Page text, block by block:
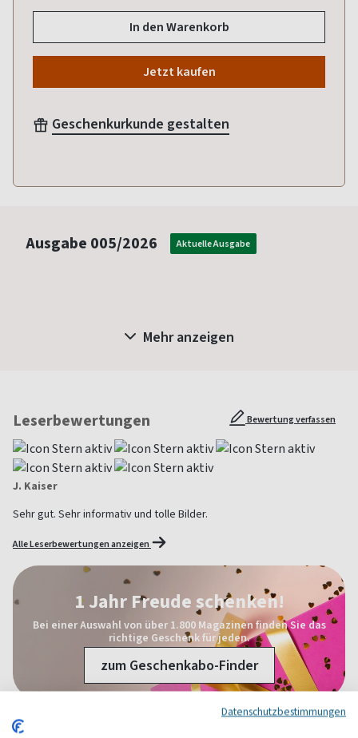
In den Warenkorb
Jetzt kaufen
Geschenkurkunde gestalten
Ausgabe 005/2026 Aktuelle Ausgabe
Mehr anzeigen
Leserbewertungen Bewertung verfassen
J. Kaiser
Sehr gut. Sehr informativ und tolle Bilder.
Alle Leserbewertungen anzeigen
1 Jahr Freude schenken!
Bei einer Auswahl von über 1.800 Magazinen finden Sie das
richtige Geschenk für jeden.
zum Geschenkabo-Finder
Datenschutzbestimmungen